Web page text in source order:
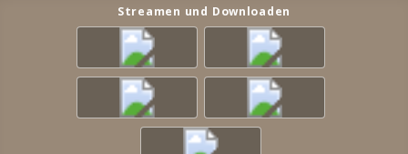
Streamen und Downloaden